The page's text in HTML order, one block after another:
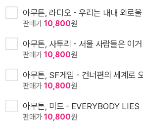
아무튼, 라디오 - 우리는 내내 외로
판매가10,800원
아무튼, 사투리 - 서울 사람들은 이
판매가10,800원
아무튼, SF게임 - 건너편의 세계로
판매가10,800원
아무튼, 미드 - EVERYBODY LIES
판매가10,800원